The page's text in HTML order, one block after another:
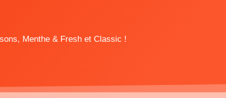
Menthe & Fresh et Classic !